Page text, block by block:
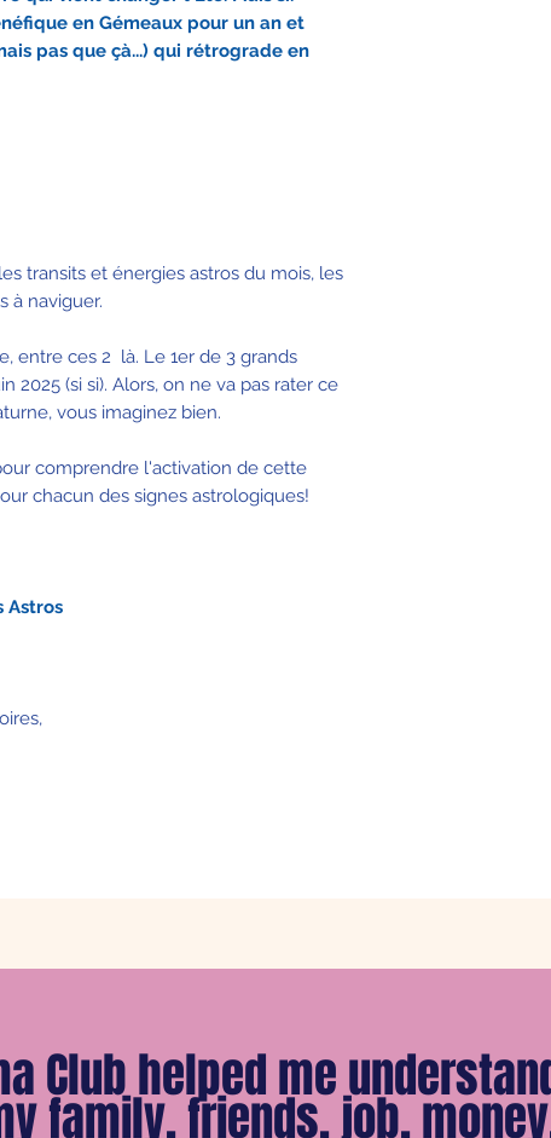
en Gémeaux pour un an et
pas que çà...) qui rétrograde en
transits et énergies astros du mois, les
à naviguer.
entre ces 2 là. Le 1er de 3 grands
2025 (si si). Alors, on ne va pas rater ce
vous imaginez bien.
comprendre l'activation de cette
chacun des signes astrologiques!
Astros
Club helped me
family, friends, job,